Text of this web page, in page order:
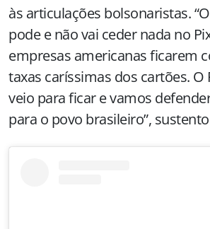
às articulações bolsonaristas.
pode e não vai ceder nada no
empresas americanas ficarem
taxas caríssimas dos cartões. O
veio para ficar e vamos
para o povo brasileiro”,